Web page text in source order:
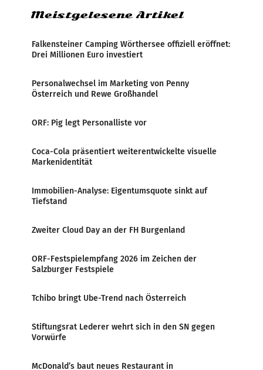
Meistgelesene Artikel
Falkensteiner Camping Wörthersee offiziell eröffnet:
Drei Millionen Euro investiert
Personalwechsel im Marketing von Penny
Österreich und Rewe Großhandel
ORF: Pig legt Personalliste vor
Coca-Cola präsentiert weiterentwickelte visuelle
Markenidentität
Immobilien-Analyse: Eigentumsquote sinkt auf
Tiefstand
Zweiter Cloud Day an der FH Burgenland
ORF-Festspielempfang 2026 im Zeichen der
Salzburger Festspiele
Tchibo bringt Ube-Trend nach Österreich
Stiftungsrat Lederer wehrt sich in den SN gegen
Vorwürfe
McDonald’s baut neues Restaurant in